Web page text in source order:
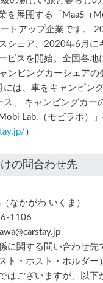
を展開する「MaaS（
トアップ企業です。
シェア、2020年6月に
ビスを開始。全国各地
ンピングカーシェアの
は、車をキャンピン
ス、 キャンピングカー
Lab.（モビラボ）
）
の問合わせ先
なかがわ いくま）
1106
に関する問い合わせ先
ト・ホスト・ホルダー
はございますが、以下